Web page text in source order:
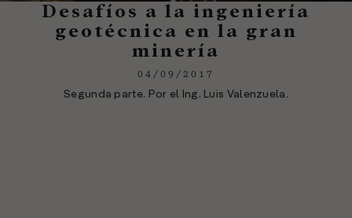
Desafíos a la ingeniería
geotécnica en la gran
minería
04/09/2017
Segunda parte. Por el Ing. Luis Valenzuela.